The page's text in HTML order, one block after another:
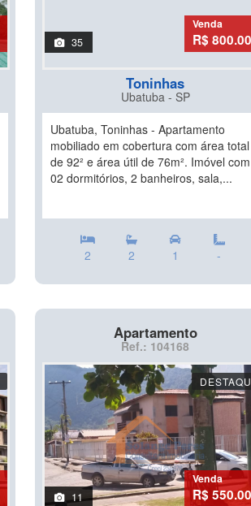
35
Venda
R$
Toninhas
Ubatuba - SP
Ubatuba, Toninhas - Apartamento
mobiliado em cobertura com área total
de 92² e área útil de 76m². Imóvel com
02 dormitórios, 2 banheiros, sala,...
2 2 1 -
Apartamento
Ref.: 104168
11
Venda
R$